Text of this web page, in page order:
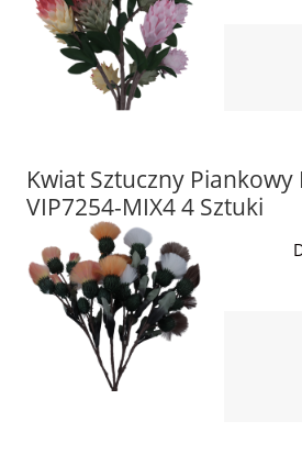
Kwiat Sztuczny Piankowy
VIP7254-MIX4 4 Sztuki